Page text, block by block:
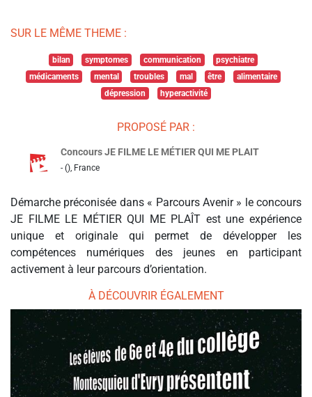
SUR LE MÊME THEME :
bilan symptomes communication
psychiatre
médicaments
mental troubles mal être
alimentaire
dépression
hyperactivité
PROPOSÉ PAR :
Concours JE FILME LE MÉTIER QUI ME PLAIT
- (), France
Démarche préconisée dans « Parcours Avenir » le concours
JE FILME LE MÉTIER QUI ME PLAÎT est une expérience
unique et originale qui permet de développer les
compétences numériques des jeunes en participant
activement à leur parcours d’orientation.
À DÉCOUVRIR ÉGALEMENT